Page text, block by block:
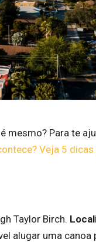
mesmo? Para te
Veja 5
Taylor Birch.
alugar uma canoa